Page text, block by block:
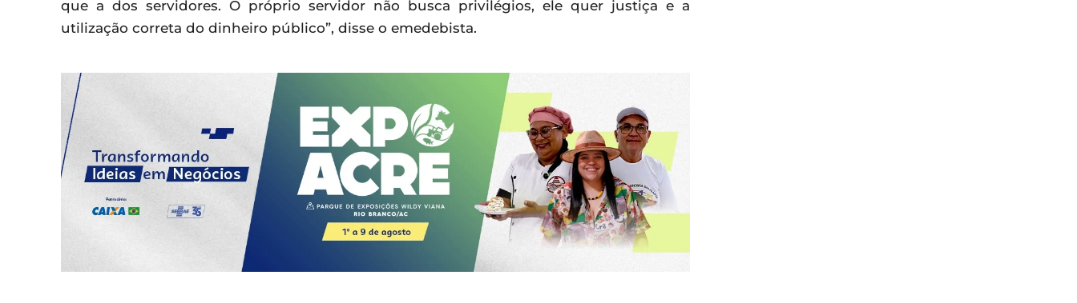
que a dos servidores. O próprio servidor não busca privilégios, ele quer justiça e a
utilização correta do dinheiro público”, disse o emedebista.